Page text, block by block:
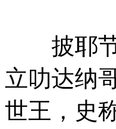
披耶节
立叻达纳
世王，史